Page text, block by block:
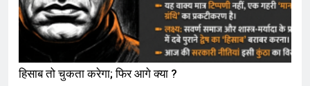
हिसाब तो चुकता करेगा; फिर आगे क्या ?